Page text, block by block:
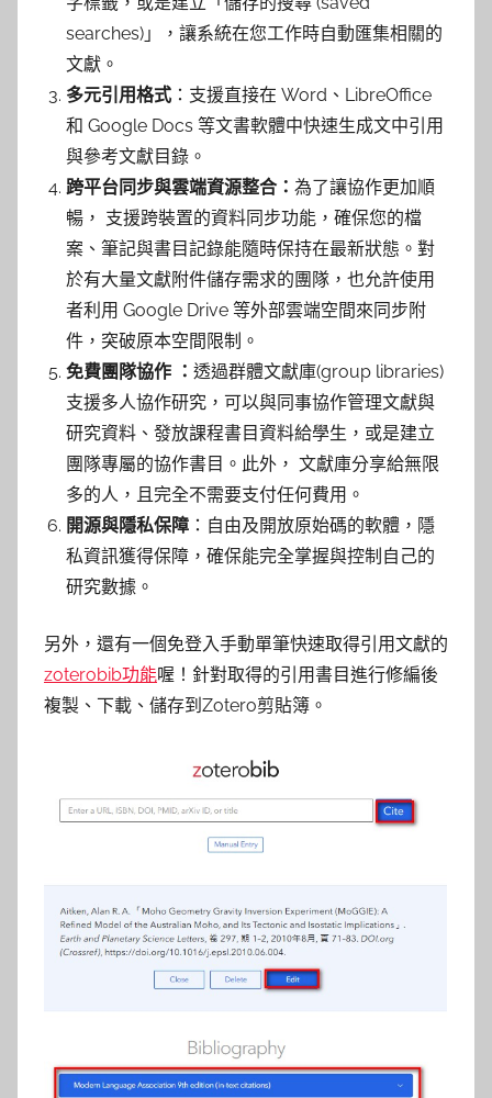
searches)」，讓系統在您工作時自動匯集相關的
文獻。
多元引用格式 ：支援直接在 Word、LibreOffice
和 Google Docs 等文書軟體中快速生成文中引用
與參考文獻目錄。
跨平台同步與雲端資源整合： 為了讓協作更加順
暢， 支援跨裝置的資料同步功能，確保您的檔
案、筆記與書目記錄能隨時保持在最新狀態 。對
於有大量文獻附件儲存需求的團隊，也允許使用
者利用 Google Drive 等外部雲端空間來同步附
件，突破原本空間限制。
免費團隊協作 ： 透過群體文獻庫(group libraries)
支援多人協作研究， 可以與同事協作管理文獻與
研究資料、發放課程書目資料給學生，或是建立
團隊專屬的協作書目 。此外， 文獻庫分享給無限
多的人，且完全不需要支付任何費用 。
開源與隱私保障 ：自由及開放原始碼的軟體， 隱
私資訊獲得保障，確保能完全掌握與控制自己的
研究數據。
另外，還有一個免登入手動單筆快速取得引用文獻的
zoterobib功能喔！針對取得的引用書目進行修編後
複製、下載、儲存到Zotero剪貼簿。